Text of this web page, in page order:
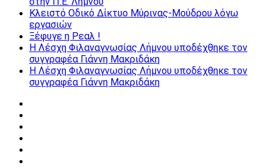
Κλειστό Οδικό Δίκτυο Μύρινας-Μούδρου λόγω
εργασιών
Ξέφυγε η Ρεαλ !
Η Λέσχη Φιλαναγνωσίας Λήμνου υποδέχθηκε τον
συγγραφέα Γιάννη Μακριδάκη
Η Λέσχη Φιλαναγνωσίας Λήμνου υποδέχθηκε τον
συγγραφέα Γιάννη Μακριδάκη